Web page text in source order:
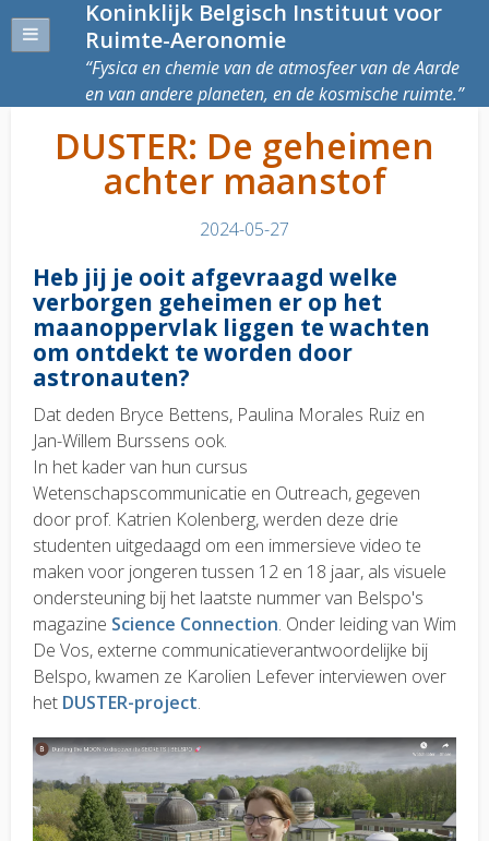
Koninklijk Belgisch Instituut voor
Ruimte-Aeronomie
Fysica en chemie van de atmosfeer van de Aarde
en van andere planeten, en de kosmische ruimte.
DUSTER: De geheimen
achter maanstof
2024-05-27
Heb jij je ooit afgevraagd welke
verborgen geheimen er op het
maanoppervlak liggen te wachten
om ontdekt te worden door
astronauten?
Dat deden Bryce Bettens, Paulina Morales Ruiz en
Jan-Willem Burssens ook.
In het kader van hun cursus
Wetenschapscommunicatie en Outreach, gegeven
door prof. Katrien Kolenberg, werden deze drie
studenten uitgedaagd om een immersieve video te
maken voor jongeren tussen 12 en 18 jaar, als visuele
ondersteuning bij het laatste nummer van Belspo's
magazine Science Connection. Onder leiding van Wim
De Vos, externe communicatieverantwoordelijke bij
Belspo, kwamen ze Karolien Lefever interviewen over
het DUSTER-project.